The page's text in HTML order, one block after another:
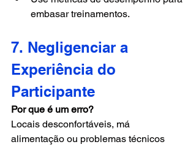
embasar treinamentos.
7. Negligenciar a
Experiência do
Participante
Por que é um erro?
Locais desconfortáveis, má
alimentação ou problemas técnicos